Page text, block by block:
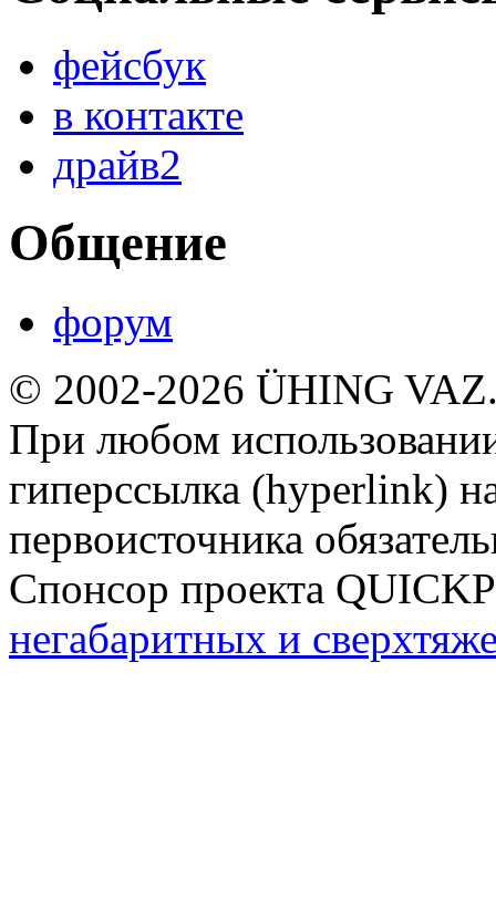
фейсбук
в контакте
драйв2
Общение
форум
© 2002-2026 ÜHING
При любом
гиперссылка (hyperlink)
первоисточника
Спонсор проекта
негабаритных и